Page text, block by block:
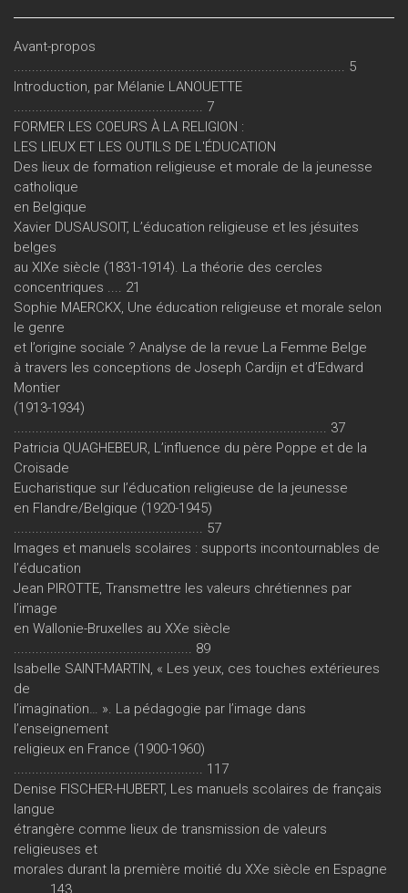
Avant-propos
........................................................................................... 5
Introduction, par Mélanie LANOUETTE
.................................................... 7
FORMER LES COEURS À LA RELIGION :
LES LIEUX ET LES OUTILS DE L'ÉDUCATION
Des lieux de formation religieuse et morale de la jeunesse
catholique
en Belgique
Xavier DUSAUSOIT, L’éducation religieuse et les jésuites
belges
au XIXe siècle (1831-1914). La théorie des cercles
concentriques .... 21
Sophie MAERCKX, Une éducation religieuse et morale selon
le genre
et l’origine sociale ? Analyse de la revue La Femme Belge
à travers les conceptions de Joseph Cardijn et d’Edward
Montier
(1913-1934)
...................................................................................... 37
Patricia QUAGHEBEUR, L’influence du père Poppe et de la
Croisade
Eucharistique sur l’éducation religieuse de la jeunesse
en Flandre/Belgique (1920-1945)
.................................................... 57
Images et manuels scolaires : supports incontournables de
l’éducation
Jean PIROTTE, Transmettre les valeurs chrétiennes par
l’image
en Wallonie-Bruxelles au XXe siècle
................................................. 89
Isabelle SAINT-MARTIN, « Les yeux, ces touches extérieures
de
l’imagination… ». La pédagogie par l’image dans
l’enseignement
religieux en France (1900-1960)
.................................................... 117
Denise FISCHER-HUBERT, Les manuels scolaires de français
langue
étrangère comme lieux de transmission de valeurs
religieuses et
morales durant la première moitié du XXe siècle en Espagne
......... 143